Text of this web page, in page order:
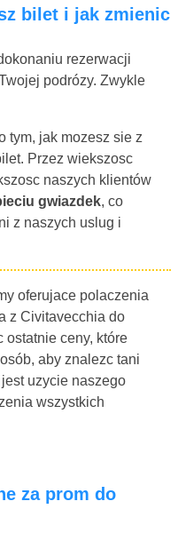
rezerwacji
podrózy. Zwykle
tym, jak mozesz sie z
Przez wiekszosc
naszych klientów
gwiazdek, co
z naszych uslug i
oferujace polaczenia
z Civitavecchia do
ostatnie ceny, które
aby znalezc tani
uzycie naszego
wszystkich